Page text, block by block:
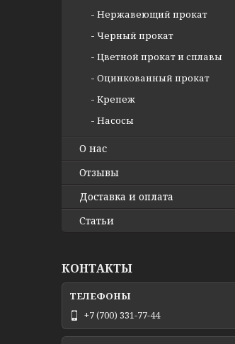
Нержавеющий прокат
Черный прокат
Цветной прокат и сплавы
Оцинкованный прокат
Крепеж
Насосы
О нас
Отзывы
Доставка и оплата
Статьи
КОНТАКТЫ
+7 (700) 331-77-44